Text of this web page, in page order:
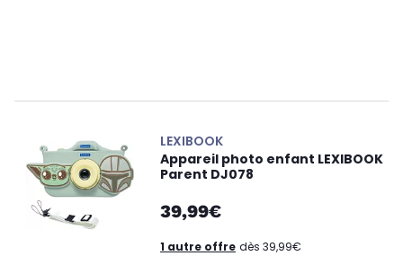
LEXIBOOK
Appareil photo enfant LEXIBOOK
Parent DJ078
39,99€
1 autre offre dès 39,99€